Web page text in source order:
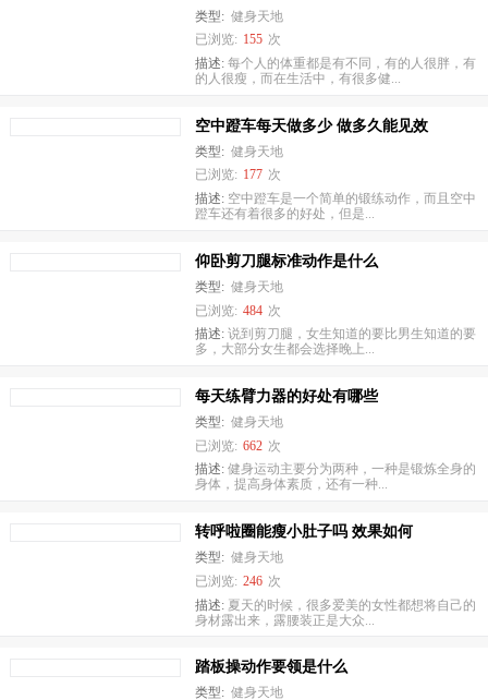
类型: 健身天地
已浏览: 155 次
描述: 每个人的体重都是有不同，有的人很胖，有
的人很瘦，而在生活中，有很多健...
空中蹬车每天做多少 做多久能见效
类型: 健身天地
已浏览: 177 次
描述: 空中蹬车是一个简单的锻练动作，而且空中
蹬车还有着很多的好处，但是...
仰卧剪刀腿标准动作是什么
类型: 健身天地
已浏览: 484 次
描述: 说到剪刀腿，女生知道的要比男生知道的要
多，大部分女生都会选择晚上...
每天练臂力器的好处有哪些
类型: 健身天地
已浏览: 662 次
描述: 健身运动主要分为两种，一种是锻炼全身的
身体，提高身体素质，还有一种...
转呼啦圈能瘦小肚子吗 效果如何
类型: 健身天地
已浏览: 246 次
描述: 夏天的时候，很多爱美的女性都想将自己的
身材露出来，露腰装正是大众...
踏板操动作要领是什么
类型: 健身天地